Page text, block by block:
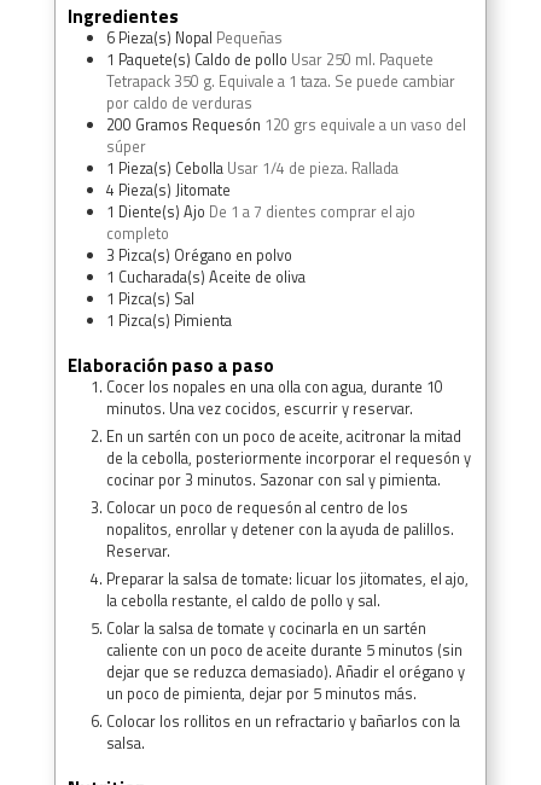
Ingredientes
6 Pieza(s) Nopal Pequeñas
1 Paquete(s) Caldo de pollo Usar 250 ml. Paquete
Tetrapack 350 g. Equivale a 1 taza. Se puede cambiar
por caldo de verduras
200 Gramos Requesón 120 grs equivale a un vaso del
súper
1 Pieza(s) Cebolla Usar 1/4 de pieza. Rallada
4 Pieza(s) Jitomate
1 Diente(s) Ajo De 1 a 7 dientes comprar el ajo
completo
3 Pizca(s) Orégano en polvo
1 Cucharada(s) Aceite de oliva
1 Pizca(s) Sal
1 Pizca(s) Pimienta
Elaboración paso a paso
Cocer los nopales en una olla con agua, durante 10
minutos. Una vez cocidos, escurrir y reservar.
En un sartén con un poco de aceite, acitronar la mitad
de la cebolla, posteriormente incorporar el requesón y
cocinar por 3 minutos. Sazonar con sal y pimienta.
Colocar un poco de requesón al centro de los
nopalitos, enrollar y detener con la ayuda de palillos.
Reservar.
Preparar la salsa de tomate: licuar los jitomates, el ajo,
la cebolla restante, el caldo de pollo y sal.
Colar la salsa de tomate y cocinarla en un sartén
caliente con un poco de aceite durante 5 minutos (sin
dejar que se reduzca demasiado). Añadir el orégano y
un poco de pimienta, dejar por 5 minutos más.
Colocar los rollitos en un refractario y bañarlos con la
salsa.